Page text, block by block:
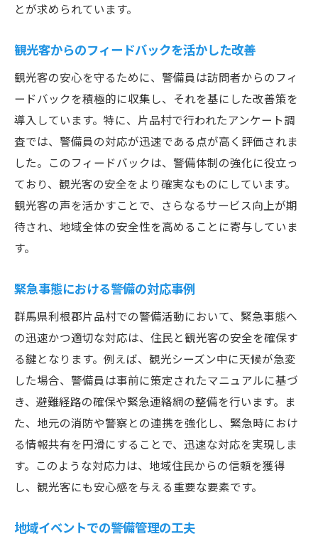
とが求められています。
観光客からのフィードバックを活かした改善
観光客の安心を守るために、警備員は訪問者からのフィ
ードバックを積極的に収集し、それを基にした改善策を
導入しています。特に、片品村で行われたアンケート調
査では、警備員の対応が迅速である点が高く評価されま
した。このフィードバックは、警備体制の強化に役立っ
ており、観光客の安全をより確実なものにしています。
観光客の声を活かすことで、さらなるサービス向上が期
待され、地域全体の安全性を高めることに寄与していま
す。
緊急事態における警備の対応事例
群馬県利根郡片品村での警備活動において、緊急事態へ
の迅速かつ適切な対応は、住民と観光客の安全を確保す
る鍵となります。例えば、観光シーズン中に天候が急変
した場合、警備員は事前に策定されたマニュアルに基づ
き、避難経路の確保や緊急連絡網の整備を行います。ま
た、地元の消防や警察との連携を強化し、緊急時におけ
る情報共有を円滑にすることで、迅速な対応を実現しま
す。このような対応力は、地域住民からの信頼を獲得
し、観光客にも安心感を与える重要な要素です。
地域イベントでの警備管理の工夫